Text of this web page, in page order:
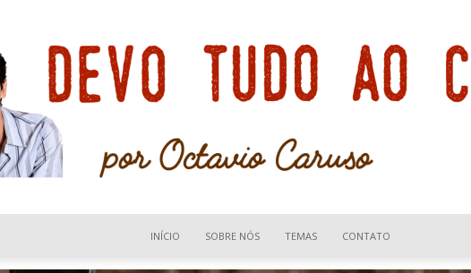
INÍCIO SOBRE NÓS TEMAS CONTATO